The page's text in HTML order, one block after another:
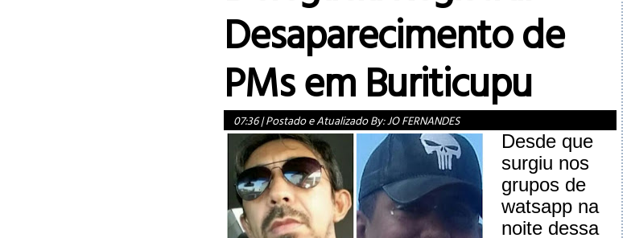
Desaparecimento de
PMs em Buriticupu
07:36|Postado e Atualizado By:JO FERNANDES
Desde que
surgiu nos
grupos de
watsapp na
noite dessa